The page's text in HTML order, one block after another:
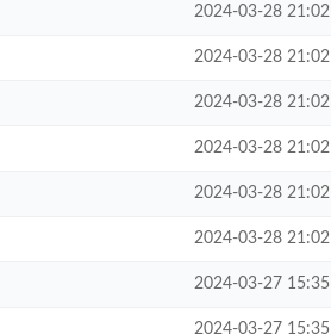
2024-03-28 21:02
2024-03-28 21:02
2024-03-28 21:02
2024-03-28 21:02
2024-03-28 21:02
2024-03-28 21:02
2024-03-27 15:35
2024-03-27 15:35